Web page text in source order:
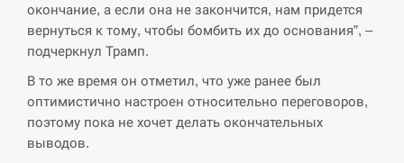
СЕРПЕНЬ
13:53
В Москве пожаловались на “кратный рост” атак
дронов Украины
СЕРПЕНЬ
окончание, а если она не закончится, нам придется
вернуться к тому, чтобы бомбить их до основания”, –
подчеркнул Трамп.
В то же время он отметил, что уже ранее был
оптимистично настроен относительно переговоров,
поэтому пока не хочет делать окончательных
выводов.